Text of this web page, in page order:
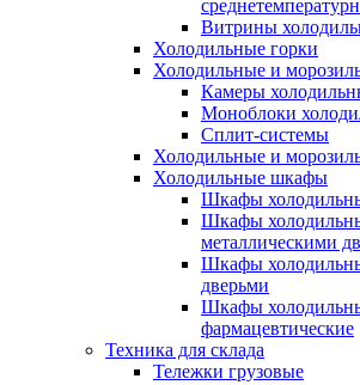
Витрины
Холодильные горки
Холодильные и
Камеры
Моноблоки
Сплит-системы
Холодильные и
Холодильные шкафы
Шкафы
Шкафы
металлическими
Шкафы
дверьми
Шкафы
фармацевтические
Техника для склада
Тележки грузовые